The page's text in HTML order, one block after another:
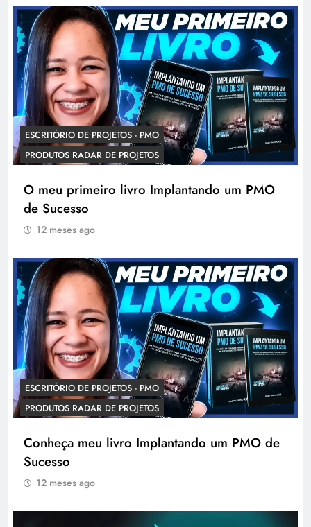
ESCRITÓRIO DE PROJETOS - PMO
PRODUTOS RADAR DE PROJETOS
O meu primeiro livro Implantando um PMO
de Sucesso
12 meses ago
ESCRITÓRIO DE PROJETOS - PMO
PRODUTOS RADAR DE PROJETOS
Conheça meu livro Implantando um PMO de
Sucesso
12 meses ago